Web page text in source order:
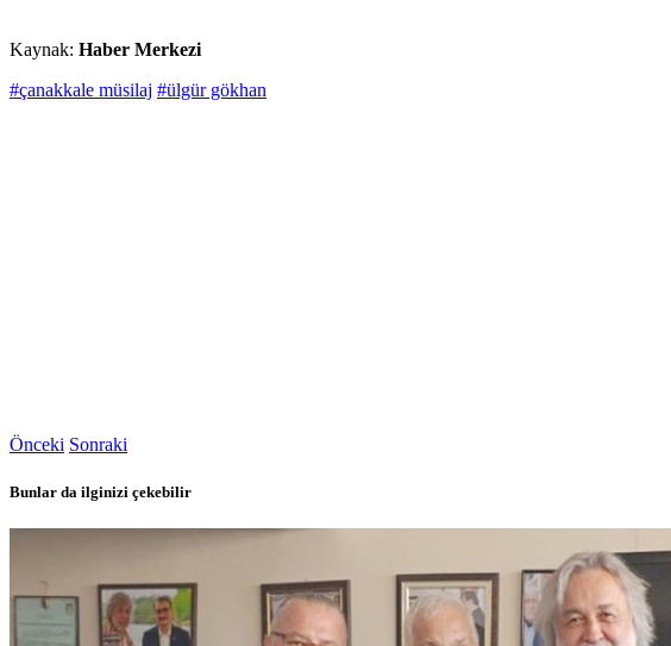
Kaynak: Haber Merkezi
#çanakkale müsilaj #ülgür gökhan
Önceki Sonraki
Bunlar da ilginizi çekebilir